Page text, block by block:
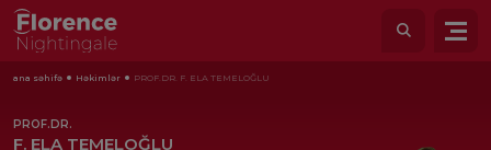
ana səhifə Həkimlər PROF.DR. F. ELA TEMELOĞLU
PROF.DR.
F. ELA TEMELOĞLU